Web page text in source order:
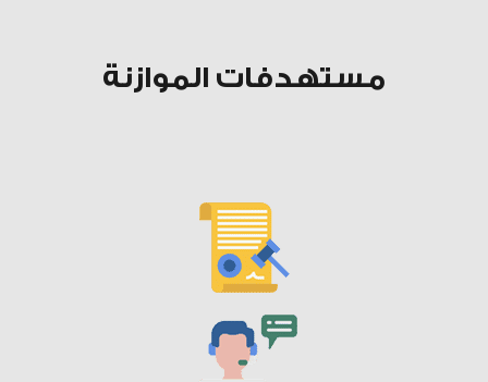
مستهدفات الموازنة